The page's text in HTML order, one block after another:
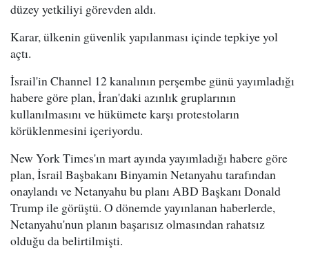
düzey yetkiliyi görevden aldı.
Karar, ülkenin güvenlik yapılanması içinde tepkiye yol
açtı.
İsrail'in Channel 12 kanalının perşembe günü yayımladığı
habere göre plan, İran'daki azınlık gruplarının
kullanılmasını ve hükümete karşı protestoların
körüklenmesini içeriyordu.
New York Times'ın mart ayında yayımladığı habere göre
plan, İsrail Başbakanı Binyamin Netanyahu tarafından
onaylandı ve Netanyahu bu planı ABD Başkanı Donald
Trump ile görüştü. O dönemde yayınlanan haberlerde,
Netanyahu'nun planın başarısız olmasından rahatsız
olduğu da belirtilmişti.